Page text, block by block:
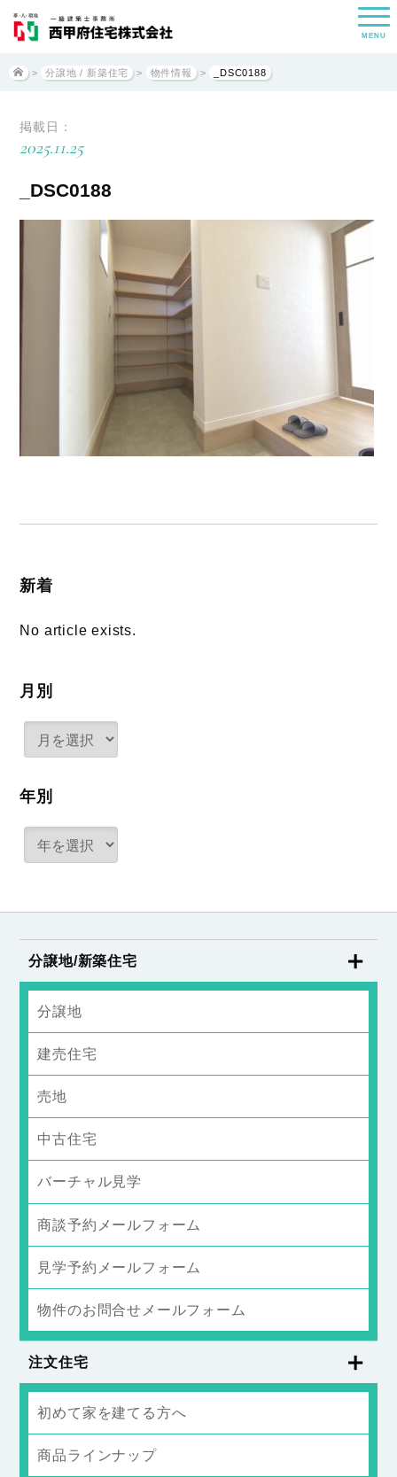
MENU
> 分譲地 / 新築住宅 > 物件情報 > _DSC0188
掲載日：
2025.11.25
_DSC0188
新着
No article exists.
月別
年別
分譲地/新築住宅
分譲地
建売住宅
売地
中古住宅
バーチャル見学
商談予約メールフォーム
見学予約メールフォーム
物件のお問合せメールフォーム
注文住宅
初めて家を建てる方へ
商品ラインナップ